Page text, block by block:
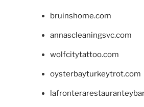
bruinshome.com
annascleaningsvc.com
wolfcitytattoo.com
oysterbayturkeytrot.com